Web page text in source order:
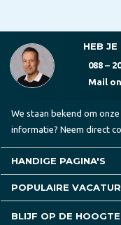
HEB JE
088 –
Mail
We staan bekend om
informatie? Neem direct
HANDIGE PAGINA'S
POPULAIRE
BLIJF OP DE HOOGTE